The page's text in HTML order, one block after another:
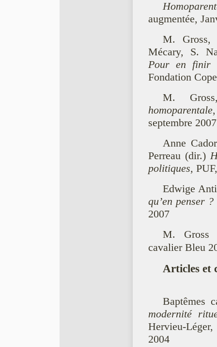
augmentée,
M. Gross,
Mécary, S.
Pour en finir
Fondation
M.
homoparentale
septembre 2007
Anne
Perreau (dir.)
politiques,
Edwige
qu’en penser
2007
M.
cavalier Bleu
Articles et
Baptêmes
modernité
Hervieu-
2004